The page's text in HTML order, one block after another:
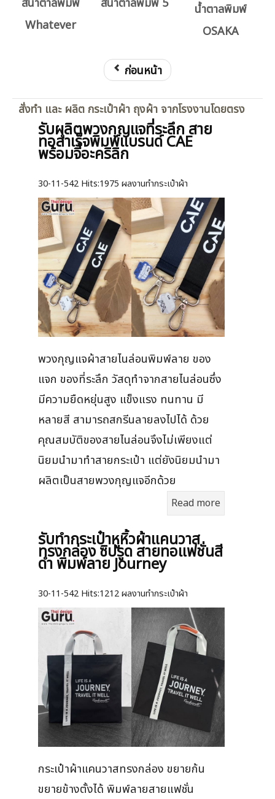
สีน้ำตาลพิมพ์
Whatever
สีน้ำตาลพิมพ์ 5
น้ำตาลพิมพ์
OSAKA
ก่อนหน้า
สั่งทำ และ ผลิต กระเป๋าผ้า ถุงผ้า จากโรงงานโดยตรง
รับผลิตพวงกุญแจที่ระลึก สาย
ทอสำเร็จพิมพ์แบรนด์ CAE
พร้อมจี้อะคริลิก
30-11-542 Hits:1975 ผลงานทำกระเป๋าผ้า
พวงกุญแจผ้าสายไนล่อนพิมพ์ลาย ของ
แจก ของที่ระลึก วัสดุทำจากสายไนล่อนซึ่ง
มีความยืดหยุ่นสูง แข็งแรง ทนทาน มี
หลายสี สามารถสกรีนลายลงไปได้ ด้วย
คุณสมบัติของสายไนล่อนจึงไม่เพียงแต่
นิยมนำมาทำสายกระเป๋า แต่ยังนิยมนำมา
ผลิตเป็นสายพวงกุญแจอีกด้วย
Read more
รับทำกระเป๋าหูหิ้วผ้าแคนวาส
ทรงกล่อง ซิปรูด สายทอแฟชั่นสี
ดำ พิมพ์ลาย Journey
30-11-542 Hits:1212 ผลงานทำกระเป๋าผ้า
กระเป๋าผ้าแคนวาสทรงกล่อง ขยายก้น
ขยายข้างตั้งได้ พิมพ์ลายสายแฟชั่น